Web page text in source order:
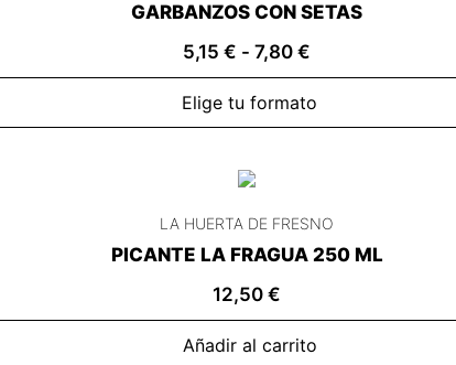
GARBANZOS CON SETAS
5,15 € - 7,80 €
Elige tu formato
LA HUERTA DE FRESNO
PICANTE LA FRAGUA 250 ML
12,50 €
Añadir al carrito